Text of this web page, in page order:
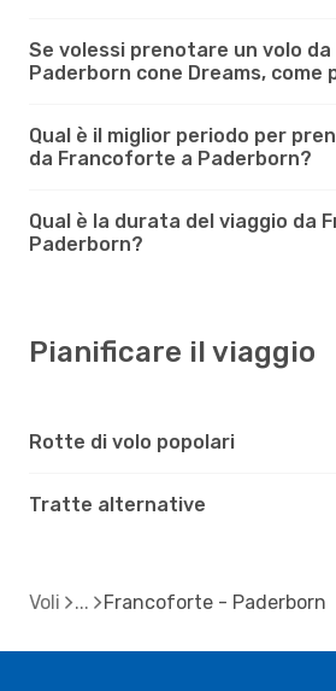
Se volessi prenotare un volo
Paderborn cone Dreams, come
Qual è il miglior periodo per
da Francoforte a Paderborn?
Qual è la durata del viaggio da
Paderborn?
Pianificare il viaggio
Rotte di volo popolari
Tratte alternative
Voli Francoforte - Paderborn